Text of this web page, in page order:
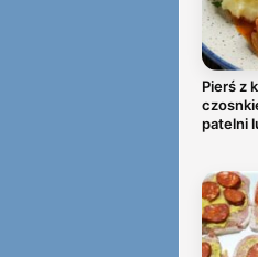
Pierś z
patelni